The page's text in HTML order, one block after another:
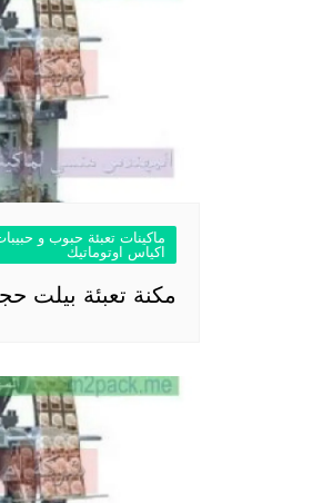
ماكينات تعبئة حبوب و
اكياس اوتوماتيك
مكنة تعبئة بيلت